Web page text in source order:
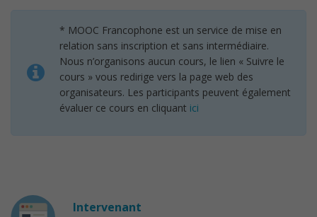
* MOOC Francophone est un service de mise en
relation sans inscription et sans intermédiaire.
Nous n’organisons aucun cours, le lien « Suivre le
cours » vous redirige vers la page web des
organisateurs. Les participants peuvent également
évaluer ce cours en cliquant ici
Intervenant